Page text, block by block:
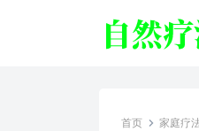
首页 家庭疗